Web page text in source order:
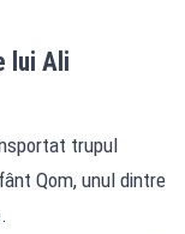
lui Ali
trupul
Qom, unul dintre